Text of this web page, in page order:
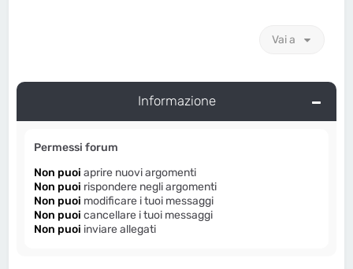
Vai a
Informazione
Permessi forum
Non puoi aprire nuovi argomenti
Non puoi rispondere negli argomenti
Non puoi modificare i tuoi messaggi
Non puoi cancellare i tuoi messaggi
Non puoi inviare allegati